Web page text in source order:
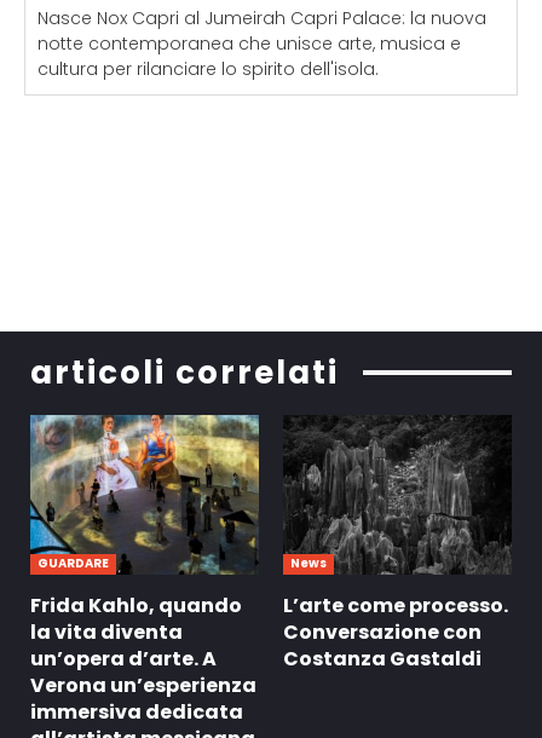
Nasce Nox Capri al Jumeirah Capri Palace: la nuova
notte contemporanea che unisce arte, musica e
cultura per rilanciare lo spirito dell'isola.
articoli correlati
GUARDARE
Frida Kahlo, quando
la vita diventa
un’opera d’arte. A
Verona un’esperienza
immersiva dedicata
News
L’arte come processo.
Conversazione con
Costanza Gastaldi